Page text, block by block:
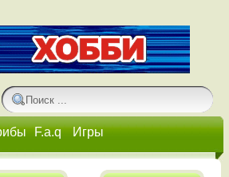
F.a.q Игры